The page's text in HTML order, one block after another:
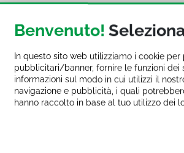
tecnici sui rischi ai quali sono esposti
su organizzazione e gestione della
e relative misure di prevenzione.
normativi
per i rapporti tra lo Stato, le
9 aprile 2008 n. 81, articolo 37, commi
Benvenuto!
In questo sito web utilizziamo i cookie
pubblicitari/banner, fornire le funzioni dei
informazioni sul modo in cui utilizzi il
navigazione e pubblicità, i quali
hanno raccolto in base al tuo utilizzo dei